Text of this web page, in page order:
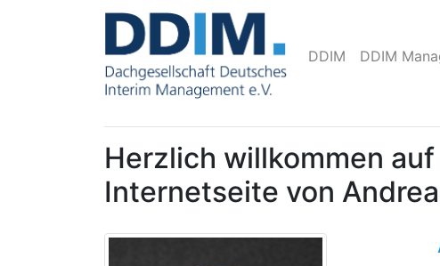
DDIM DDIM
Herzlich willkommen
Internetseite von